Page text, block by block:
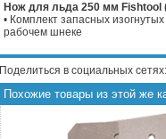
Нож для льда 250 мм Fishtool
• Комплект запасных
рабочем шнеке
Поделиться в социальных сетях:
Похожие товары из этой же